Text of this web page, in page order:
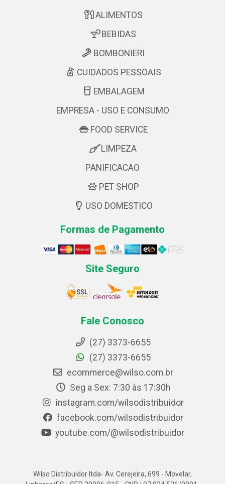
ALIMENTOS
BEBIDAS
BOMBONIERI
CUIDADOS PESSOAIS
EMBALAGEM
EMPRESA - USO E CONSUMO
FOOD SERVICE
LIMPEZA
PANIFICACAO
PET SHOP
USO DOMESTICO
Formas de Pagamento
Site Seguro
Fale Conosco
(27) 3373-6655
(27) 3373-6655
ecommerce@wilso.com.br
Seg a Sex: 7:30 às 17:30h
instagram.com/wilsodistribuidor
facebook.com/wilsodistribuidor
youtube.com/@wilsodistribuidor
Wilso Distribuidor ltda- Av. Cerejeira, 699 - Movelar,